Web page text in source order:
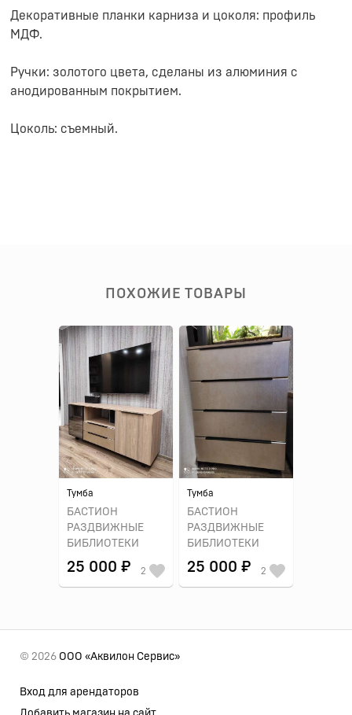
Декоративные планки карниза и цоколя: профиль
МДФ.
Ручки: золотого цвета, сделаны из алюминия с
анодированным покрытием.
Цоколь: съемный.
ПОХОЖИЕ ТОВАРЫ
Тумба
БАСТИОН
РАЗДВИЖНЫЕ
БИБЛИОТЕКИ
25 000 ₽ 2
Тумба
БАСТИОН
РАЗДВИЖНЫЕ
БИБЛИОТЕКИ
25 000 ₽ 2
© 2026 ООО «Аквилон Сервис»
Вход для арендаторов